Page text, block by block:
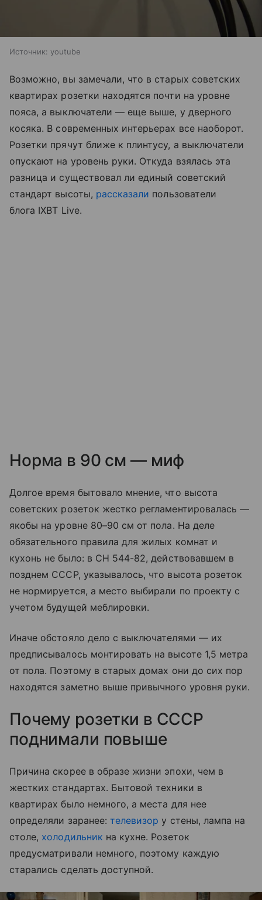
Источник: youtube
Возможно, вы замечали, что в старых советских
квартирах розетки находятся почти на уровне
пояса, а выключатели — еще выше, у дверного
косяка. В современных интерьерах все наоборот.
Розетки прячут ближе к плинтусу, а выключатели
опускают на уровень руки. Откуда взялась эта
разница и существовал ли единый советский
стандарт высоты, рассказали пользователи
блога IXBT Live.
Норма в 90 см — миф
Долгое время бытовало мнение, что высота
советских розеток жестко регламентировалась —
якобы на уровне 80–90 см от пола. На деле
обязательного правила для жилых комнат и
кухонь не было: в СН 544-82, действовавшем в
позднем СССР, указывалось, что высота розеток
не нормируется, а место выбирали по проекту с
учетом будущей меблировки.
Иначе обстояло дело с выключателями — их
предписывалось монтировать на высоте 1,5 метра
от пола. Поэтому в старых домах они до сих пор
находятся заметно выше привычного уровня руки.
Почему розетки в СССР
поднимали повыше
Причина скорее в образе жизни эпохи, чем в
жестких стандартах. Бытовой техники в
квартирах было немного, а места для нее
определяли заранее: телевизор у стены, лампа на
столе, холодильник на кухне. Розеток
предусматривали немного, поэтому каждую
старались сделать доступной.